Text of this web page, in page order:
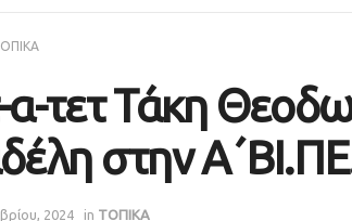
α-τετ Τάκη
στην
2024 in ΤΟΠΙΚΑ